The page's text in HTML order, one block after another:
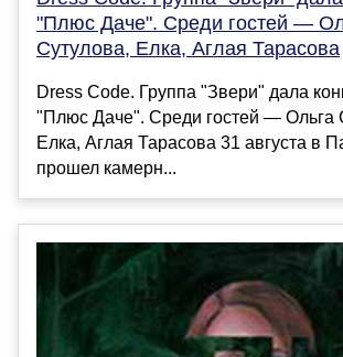
"Плюс Даче". Среди гостей —
Сутулова, Елка, Аглая Тарасова
Dress Code. Группа "Звери" дала
"Плюс Даче". Среди гостей — Ольга
Елка, Аглая Тарасова 31 августа в
прошел камерн...